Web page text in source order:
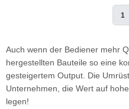
1
Auch wenn der Bediener mehr
hergestellten Bauteile so eine
gesteigertem Output. Die
Unternehmen, die Wert auf
legen!